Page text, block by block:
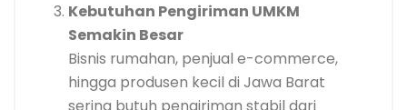
Kebutuhan Pengiriman UMKM
Semakin Besar
Bisnis rumahan, penjual e-commerce,
hingga produsen kecil di Jawa Barat